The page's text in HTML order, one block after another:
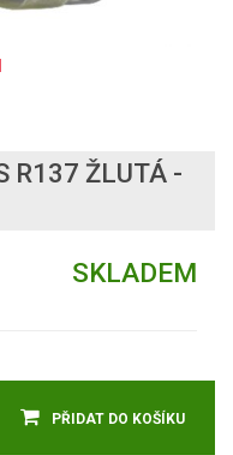
R137 ŽLUTÁ -
SKLADEM
PŘIDAT DO KOŠÍKU